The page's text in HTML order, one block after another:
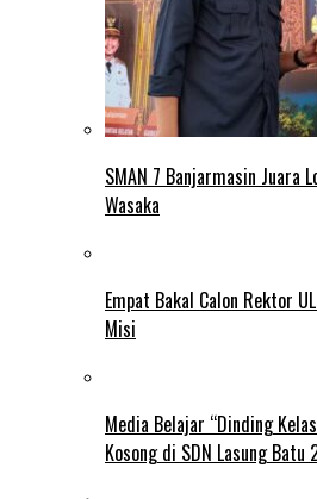
SMAN 7 Banjarmasin Juara
Wasaka
Empat Bakal Calon Rektor
Misi
Media Belajar “Dinding
Kosong di SDN Lasung Batu